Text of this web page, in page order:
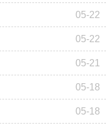
05-22
05-22
05-21
05-18
05-18